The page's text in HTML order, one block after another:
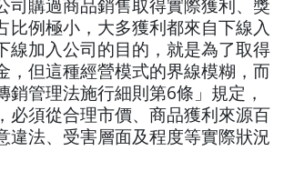
司購過商品銷售取得實際獲利、獎
比例極小，大多獲利都來自下線入
線加入公司的目的，就是為了取得
，但這種經營模式的界線模糊，而
銷管理法施行細則第6條」規定，
必須從合理市價、商品獲利來源百
違法、受害層面及程度等實際狀況